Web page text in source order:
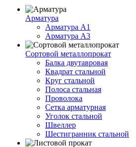
Арматура
Арматура A1
Арматура А3
Сортовой металлопрокат
Балка двутавровая
Квадрат стальной
Круг стальной
Полоса стальная
Проволока
Сетка арматурная
Уголок стальной
Швеллер
Шестигранник стальной